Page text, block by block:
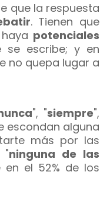
que la respuesta
. Tienen que
potenciales
se escribe; y en
no quepa lugar a
", "siempre",
escondan alguna
más por las
"ninguna de las
en el 52% de los